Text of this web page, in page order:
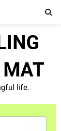
MAT
life.